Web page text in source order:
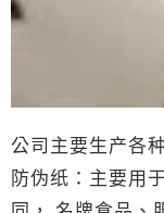
公司主要生产各
防伪纸：主要用